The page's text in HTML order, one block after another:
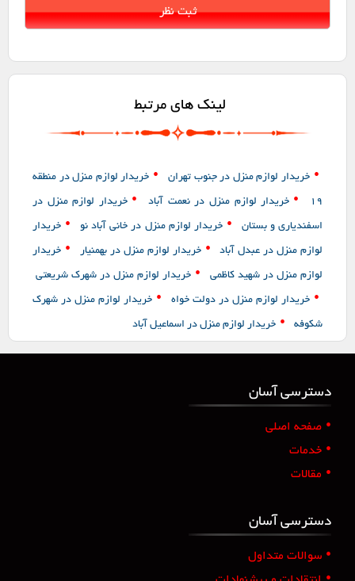
لینک های مرتبط
• خریدار لوازم منزل در جنوب تهران • خریدار لوازم منزل در منطقه
19
• خریدار لوازم منزل در نعمت آباد • خریدار لوازم منزل در
اسفندیاری و بستان • خریدار لوازم منزل در خانی آباد نو • خریدار
لوازم منزل در عبدل آباد • خریدار لوازم منزل در بهمنیار • خریدار
لوازم منزل در شهید کاظمی • خریدار لوازم منزل در شهرک شریعتی
• خریدار لوازم منزل در دولت خواه • خریدار لوازم منزل در شهرک
شکوفه • خریدار لوازم منزل در اسماعیل آباد
دسترسی آسان
• صفحه اصلی
• خدمات
• مقالات
دسترسی آسان
• سوالات متداول